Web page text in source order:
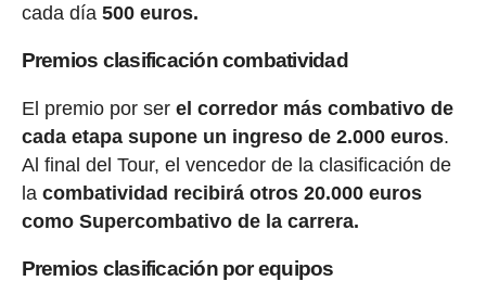
cada día 500 euros.
Premios clasificación combatividad
El premio por ser el corredor más combativo de
cada etapa supone un ingreso de 2.000 euros.
Al final del Tour, el vencedor de la clasificación de
la combatividad recibirá otros 20.000 euros
como Supercombativo de la carrera.
Premios clasificación por equipos